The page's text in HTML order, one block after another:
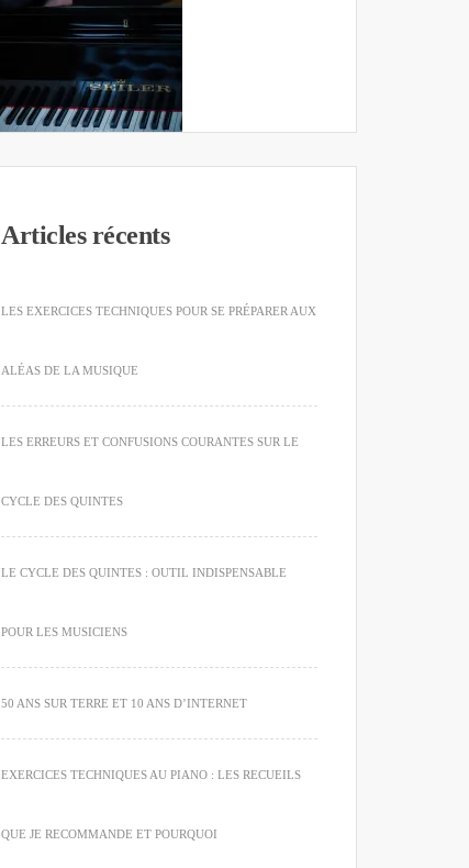
Articles récents
LES EXERCICES TECHNIQUES POUR SE PRÉPARER AUX
ALÉAS DE LA MUSIQUE
LES ERREURS ET CONFUSIONS COURANTES SUR LE
CYCLE DES QUINTES
LE CYCLE DES QUINTES : OUTIL INDISPENSABLE
POUR LES MUSICIENS
50 ANS SUR TERRE ET 10 ANS D’INTERNET
EXERCICES TECHNIQUES AU PIANO : LES RECUEILS
QUE JE RECOMMANDE ET POURQUOI